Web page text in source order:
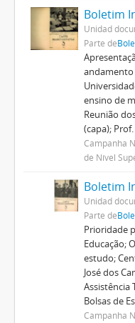
Boletim
Unidad
Parte de
andamento
ensino de
Reunião
(capa);
Campanha
de Nível
Boletim
Unidad
Parte de
Prioridade
Educação;
estudo;
José dos
Assistência
Bolsas de
Campanha